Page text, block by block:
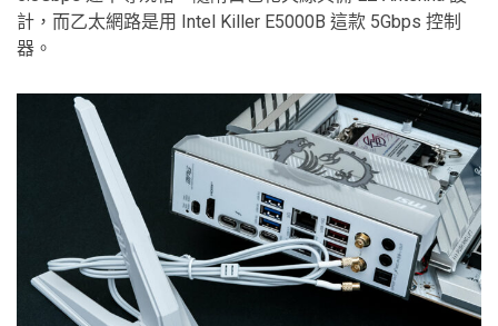
計，而乙太網路是用 Intel Killer E5000B 這款 5Gbps 控制
器。